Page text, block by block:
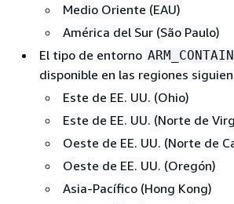
Medio Oriente (EAU)
América del Sur (São Paulo)
El tipo de entorno
disponible en las regiones
Este de EE. UU. (Ohio)
Este de EE. UU. (Norte de
Oeste de EE. UU. (Norte de
Oeste de EE. UU. (Oregón)
Asia-Pacífico (Hong Kong)